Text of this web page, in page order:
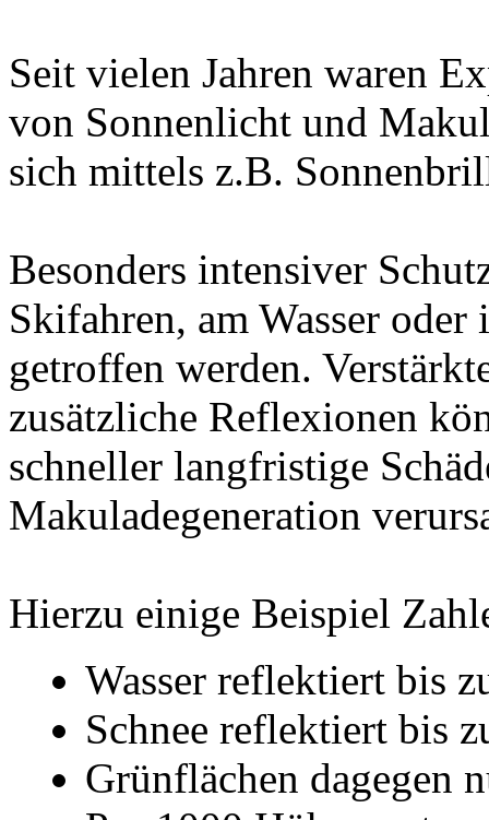
Seit vielen Jahren waren
von Sonnenlicht und
sich mittels z.B.
Besonders intensiver
Skifahren, am Wasser
getroffen werden.
zusätzliche Reflexionen
schneller langfristige
Makuladegeneration
Hierzu einige Beispiel
Wasser reflektiert bis
Schnee reflektiert bis
Grünflächen dagegen